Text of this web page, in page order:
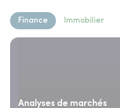
Finance Immobilier
Analyses de marchés